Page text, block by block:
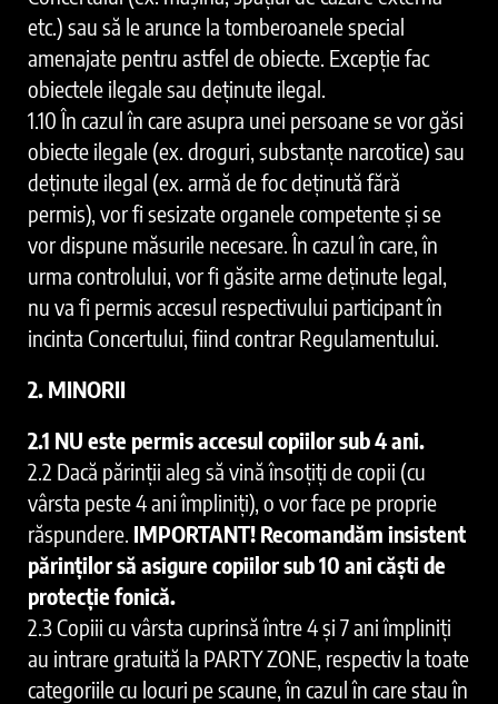
etc.) sau să le arunce la tomberoanele special
amenajate pentru astfel de obiecte. Excepție fac
obiectele ilegale sau deținute ilegal.
1.10 În cazul în care asupra unei persoane se vor găsi
obiecte ilegale (ex. droguri, substanțe narcotice) sau
deținute ilegal (ex. armă de foc deținută fără
permis), vor fi sesizate organele competente și se
vor dispune măsurile necesare. În cazul în care, în
urma controlului, vor fi găsite arme deținute legal,
nu va fi permis accesul respectivului participant în
incinta Concertului, fiind contrar Regulamentului.
2. MINORII
2.1 NU este permis accesul copiilor sub 4 ani.
2.2 Dacă părinții aleg să vină însoțiți de copii (cu
vârsta peste 4 ani împliniți), o vor face pe proprie
răspundere. IMPORTANT! Recomandăm insistent
părinților să asigure copiilor sub 10 ani căști de
protecție fonică.
2.3 Copiii cu vârsta cuprinsă între 4 și 7 ani împliniți
au intrare gratuită la PARTY ZONE, respectiv la toate
categoriile cu locuri pe scaune, în cazul în care stau în